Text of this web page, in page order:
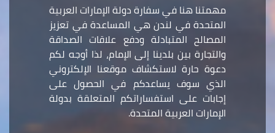
مهمتنا هنا في سفارة دولة الإمارات العربية
المتحدة في لندن هي المساعدة في تعزيز
المصالح المتبادلة ودفع علاقات الصداقة
والتجارة بين بلدينا إلى الإمام، لذا أوجه لكم
دعوة حارة لاستكشاف موقعنا الإلكتروني
الذي سوف يساعدكم في الحصول على
إجابات على استفساراتكم المتعلقة بدولة
الإمارات العربية المتحدة.